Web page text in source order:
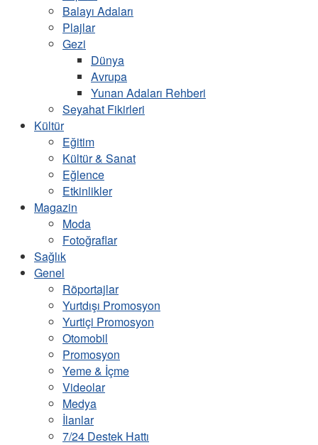
Balayı Adaları
Plajlar
Gezi
Dünya
Avrupa
Yunan Adaları Rehberi
Seyahat Fikirleri
Kültür
Eğitim
Kültür & Sanat
Eğlence
Etkinlikler
Magazin
Moda
Fotoğraflar
Sağlık
Genel
Röportajlar
Yurtdışı Promosyon
Yurtiçi Promosyon
Otomobil
Promosyon
Yeme & İçme
Videolar
Medya
İlanlar
7/24 Destek Hattı